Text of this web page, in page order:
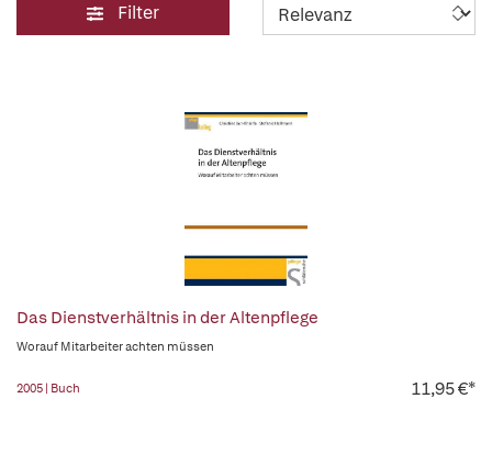
Filter
Das Dienstverhältnis in der Altenpflege
Worauf Mitarbeiter achten müssen
2005 | Buch 11,95 €*